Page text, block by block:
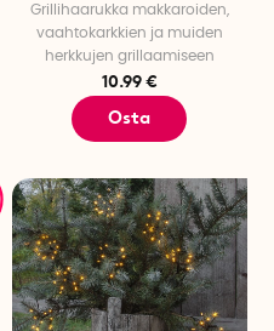
Grillihaarukka makkaroiden,
vaahtokarkkien ja muiden
herkkujen grillaamiseen
10.99 €
Osta